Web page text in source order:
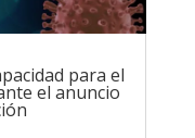
para el
el anuncio